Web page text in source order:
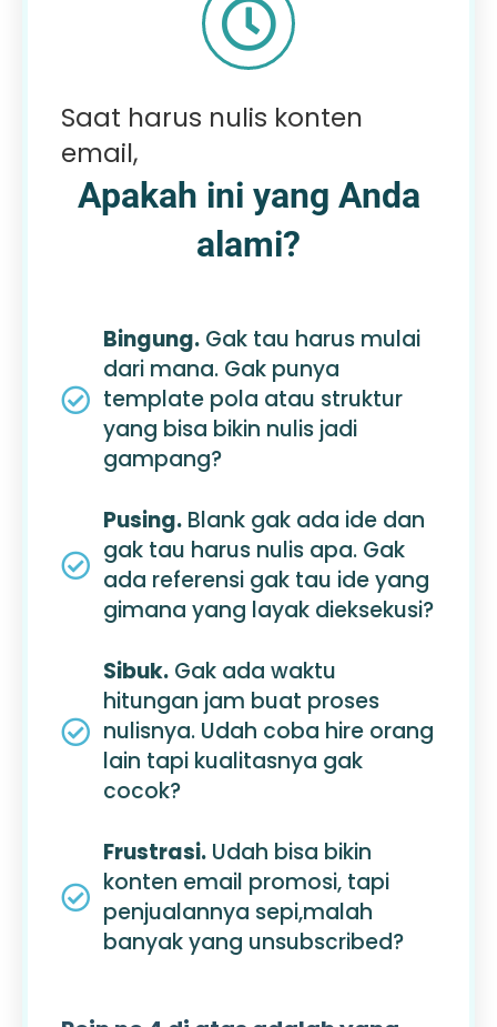
Saat harus nulis konten
email,
Apakah ini yang Anda
alami?
Bingung.Gak tau harus mulai
dari mana. Gak punya
template pola atau struktur
yang bisa bikin nulis jadi
gampang?
Pusing.Blank gak ada ide dan
gak tau harus nulis apa. Gak
ada referensi gak tau ide yang
gimana yang layak dieksekusi?
Sibuk.Gak ada waktu
hitungan jam buat proses
nulisnya. Udah coba hire orang
lain tapi kualitasnya gak
cocok?
Frustrasi.Udah bisa bikin
konten email promosi, tapi
penjualannya sepi,malah
banyak yang unsubscribed?